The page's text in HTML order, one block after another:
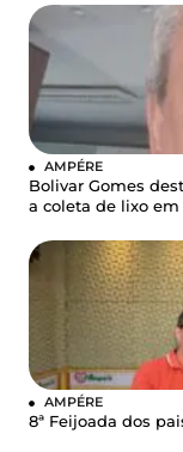
AMPÉRE
Bolivar Gomes
a coleta de lixo
AMPÉRE
8ª Feijoada dos